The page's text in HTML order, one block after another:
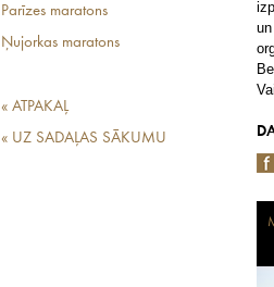
Parīzes maratons
Ņujorkas maratons
« ATPAKAĻ
« UZ SADAĻAS SĀKUMU